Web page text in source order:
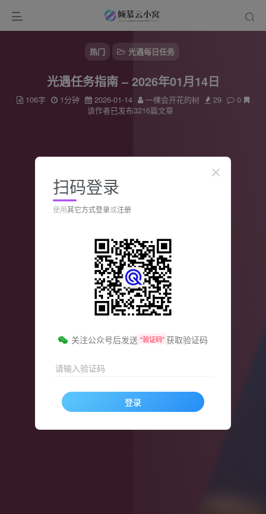
热门 光遇每日任务
光遇任务指南 – 2026年01月14日
106字 1分钟 2026-01-14 一棵会开花的树 29
0
该作者已发布3216篇文章
扫码登录
使用其它方式登录或注册
关注公众号后发送 “验证码” 获取验证码
请输入验证码
登录